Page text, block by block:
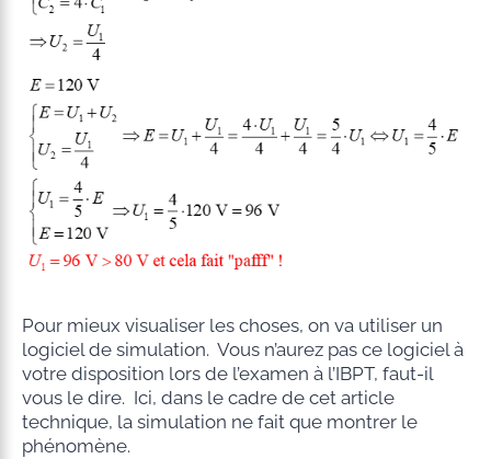
Pour mieux visualiser les choses, on va utiliser un
logiciel de simulation. Vous n’aurez pas ce logiciel à
votre disposition lors de l’examen à l’IBPT, faut-il
vous le dire. Ici, dans le cadre de cet article
technique, la simulation ne fait que montrer le
phénomène.